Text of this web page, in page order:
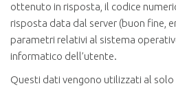
ottenuto in risposta, il codice
risposta data dal server (buon fine,
parametri relativi al sistema
informatico dell’utente.
Questi dati vengono utilizzati al solo